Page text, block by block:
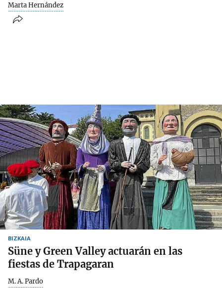
Marta Hernández
BIZKAIA
Süne y Green Valley actuarán en las
fiestas de Trapagaran
M. A. Pardo